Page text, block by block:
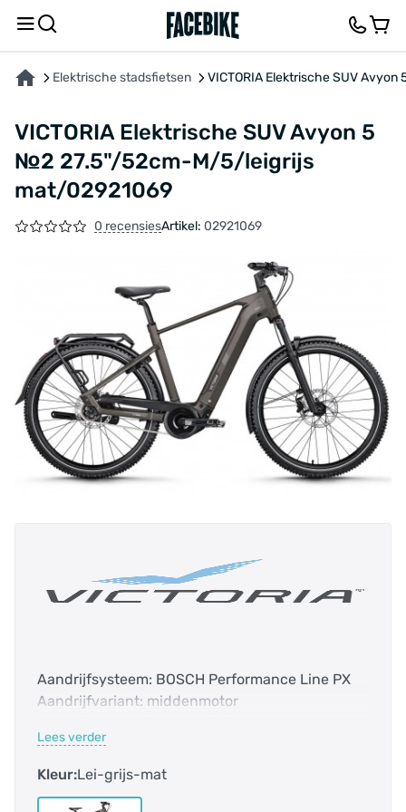
Elektrische stadsfietsen VICTORIA Elektrische SUV
VICTORIA Elektrische SUV Avyon 5
№2 27.5"/52cm-M/5/leigrijs
mat/02921069
0 recensiesArtikel: 02921069
Aandrijfsysteem: BOSCH Performance Line PX
Aandrijfvariant: middenmotor
Accucapaciteit: 600.0 Wh
Bidex-Code: 122010
Bosch Smart systeem: ja
Lees verder
Kleur:Lei-grijs-mat
OVER HET PRODUCT KENMERKENFEEDBACK EN VRAGEN